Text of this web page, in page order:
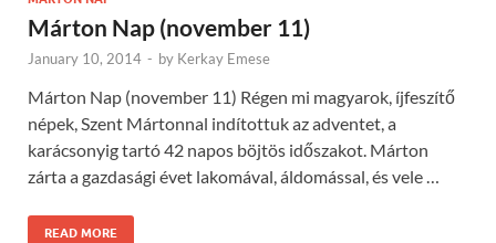
Márton Nap (november 11)
January 10, 2014 - by Kerkay Emese
Márton Nap (november 11) Régen mi magyarok, íjfeszítő
népek, Szent Mártonnal indítottuk az adventet, a
karácsonyig tartó 42 napos böjtös időszakot. Márton
zárta a gazdasági évet lakomával, áldomással, és vele …
READ MORE